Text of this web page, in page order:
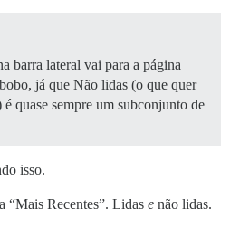
barra lateral vai para a página
já que Não lidas (o que quer
quase sempre um subconjunto de
isso.
“Mais Recentes”. Lidas e não lidas.